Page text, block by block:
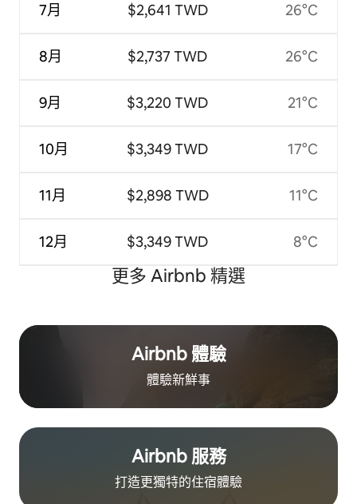
7月
8月
9月
10月
11月
12月
$2,641 TWD
$2,737 TWD
$3,220 TWD
$3,349 TWD
$2,898 TWD
$3,349 TWD
26°C
26°C
21°C
17°C
11°C
8°C
更多 Airbnb 精選
Airbnb 體驗
體驗新鮮事
Airbnb 服務
打造更獨特的住⁠宿⁠體⁠驗